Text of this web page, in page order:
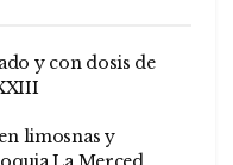
y con dosis de
limosnas y